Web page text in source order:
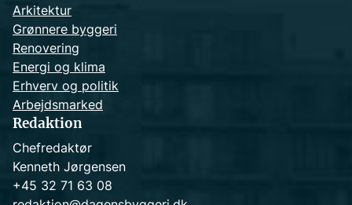
Arkitektur
Grønnere byggeri
Renovering
Energi og klima
Erhverv og politik
Arbejdsmarked
Redaktion
Chefredaktør
Kenneth Jørgensen
+45 32 71 63 08